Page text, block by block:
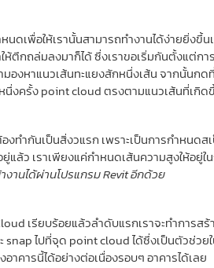
นดเพื่อให้เรานั้นสามารถทำงานได้ง่ายยิ่ง
ตึกถล่มลงมาก็ได้ ซึ่งเราขอเริ่มกันตั้งแต่
มองหาแนวเส้นทะแยงสักหนึ่งเส้น จากนั้นก
นึ่งครั้ง point cloud ตรงตามแนวเส้นที่เกิด
งทำกันเป็นสิ่งวแรก เพราะเป็นการกำหนด
ล้ว เราเพียงแค่กำหนดเส้นความสูงให้อ
านได้ผ่านโปรแกรม Revit อีกด้วย
เรียบร้อยแล้วลำดับแรกเราจะทำการ
ไปที่จุด point cloud ได้ซึ่งเป็นตัวช่ว
าคารนี้ได้อย่างต่อเนื่องรอบๆ อาคารได้เลย